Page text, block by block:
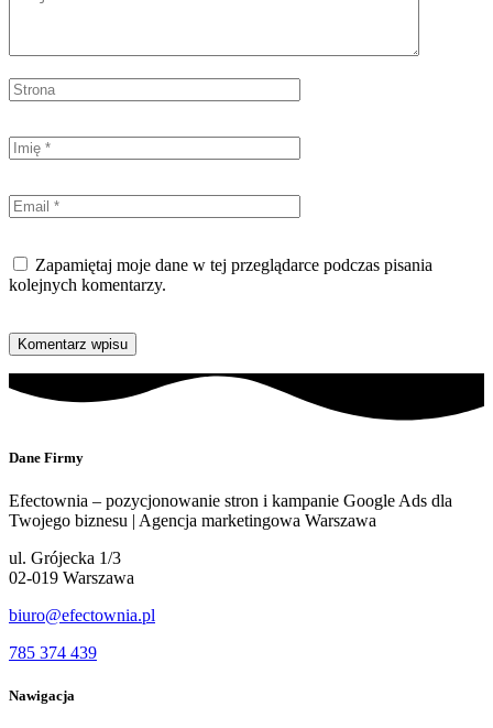
Zapamiętaj moje dane w tej przeglądarce podczas pisania
kolejnych komentarzy.
Dane Firmy
Efectownia – pozycjonowanie stron i kampanie Google Ads dla
Twojego biznesu | Agencja marketingowa Warszawa
ul. Grójecka 1/3
02-019 Warszawa
biuro@efectownia.pl
785 374 439
Nawigacja